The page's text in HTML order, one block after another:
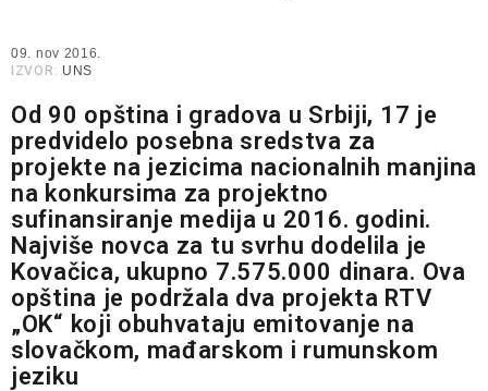
09. nov 2016.
IZVOR: UNS
Od 90 opština i gradova u Srbiji, 17 je
predvidelo posebna sredstva za
projekte na jezicima nacionalnih manjina
na konkursima za projektno
sufinansiranje medija u 2016. godini.
Najviše novca za tu svrhu dodelila je
Kovačica, ukupno 7.575.000 dinara. Ova
opština je podržala dva projekta RTV
„OK“ koji obuhvataju emitovanje na
slovačkom, mađarskom i rumunskom
jeziku